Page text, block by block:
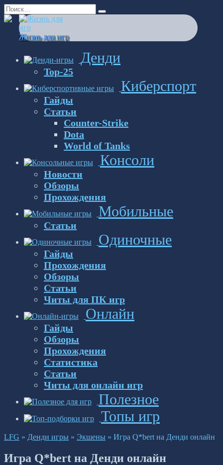
Перейти
к
содержанию
Search
for:
Жизнь для игр
Денди
Top-25
Киберспорт
Гайды
Статьи
Counter-Strike
Dota
World of Tanks
Консоли
Новости
Обзоры
Прохождения
Мобильные
Статьи
Одиночные
Гайды
Прохождения
Обзоры
Статьи
Читы для ПК игр
Онлайн
Гайды
Обзоры
Прохождения
Статистика
Статьи
Читы для онлайн игр
Полезное
Топы игр
LFG » Денди игры » Экшены » Игра Q*bert на Денди онлайн
Игра Q*bert на Денди онлайн